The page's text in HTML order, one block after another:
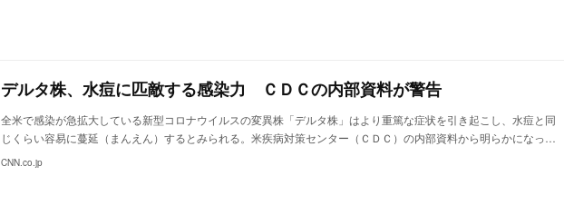
デルタ株、水痘に匹敵する感染力 ＣＤＣの内部資料が警告
全米で感染が急拡大している新型コロナウイルスの変異株「デルタ株」はより重篤な症状を引き起こし、水痘と同
じくらい容易に蔓延（まんえん）するとみられる。米疾病対策センター（ＣＤＣ）の内部資料から明らかになっ…
CNN.co.jp